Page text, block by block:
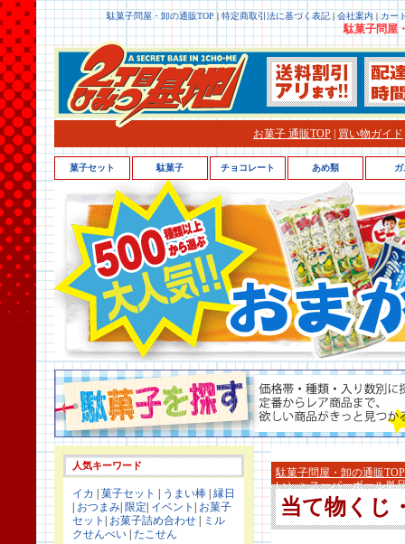
駄菓子問屋・卸の通販TOP |特定商取引法に基づく表記|会社案内 | カー
駄菓子問屋
お菓子 通販TOP 買い物ガイド
人気キーワード
イカ 菓子セット うまい棒 縁日
おつまみ 限定 イベント
お菓子
セット
お菓子詰め合わせ
ミル
クせんべい たこせん
駄菓子問屋・卸の通販TOP
い）> スーパーボール単
当て物くじ